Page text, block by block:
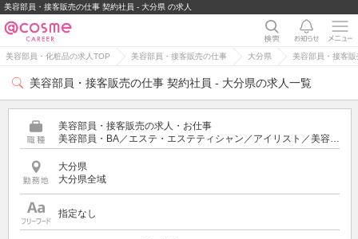
美容部員・接客販売の仕事 契約社員 - 大分県 の求人
美容部員・化粧品の求人TOP 美容部員・接客販売の仕事 大分県 美容部員・接客
美容部員・接客販売の仕事 契約社員 - 大分県の求人一覧
美容部員・接客販売の求人・お仕事
美容部員・BA／エステ・エステティシャン／アイリスト／美容師／受付・フロント
大分県
大分県全域
指定なし